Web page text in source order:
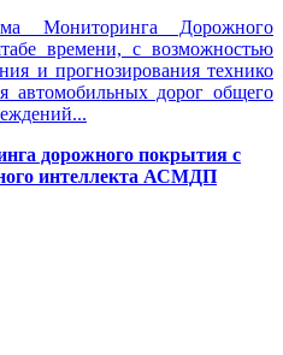
Мониторинга Дорожного
времени, с возможностью
и прогнозирования технико
автомобильных дорог общего
дорожного покрытия с
интеллекта АСМДП